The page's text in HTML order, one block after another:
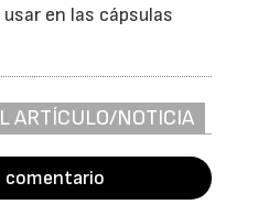
en las cápsulas
ARTÍCULO/NOTICIA
comentario